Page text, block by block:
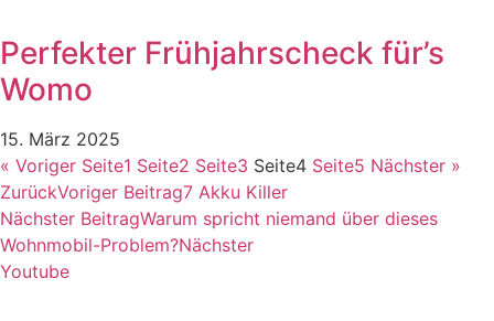
Perfekter Frühjahrscheck für’s
Womo
15. März 2025
« Voriger Seite1 Seite2 Seite3 Seite4 Seite5 Nächster »
ZurückVoriger Beitrag7 Akku Killer
Nächster BeitragWarum spricht niemand über dieses
Wohnmobil-Problem?Nächster
Youtube